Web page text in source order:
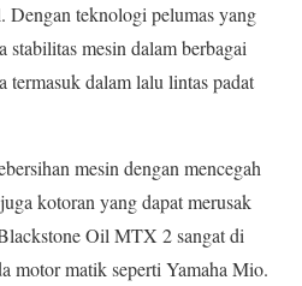
Dengan teknologi pelumas yang
mesin dalam berbagai
termasuk dalam lalu lintas padat
mesin dengan mencegah
kotoran yang dapat merusak
Oil MTX 2 sangat di
motor matik seperti Yamaha Mio.